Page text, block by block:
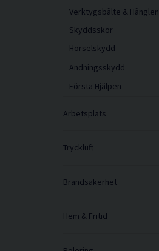
Verktygsbälte & Hänglen
Skyddsskor
Hörselskydd
Andningsskydd
Första Hjälpen
Arbetsplats
Tryckluft
Brandsäkerhet
Hem & Fritid